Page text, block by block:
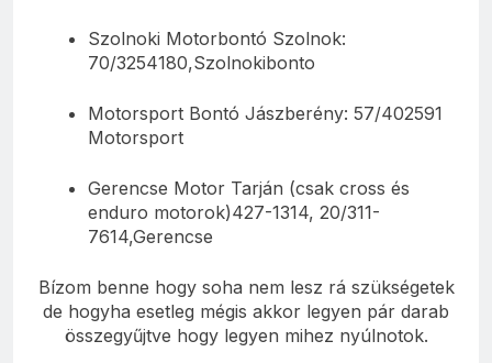
Szolnoki Motorbontó Szolnok:
70/3254180,Szolnokibonto
Motorsport Bontó Jászberény: 57/402591
Motorsport
Gerencse Motor Tarján (csak cross és
enduro motorok)427-1314, 20/311-
7614,Gerencse
Bízom benne hogy soha nem lesz rá szükségetek
de hogyha esetleg mégis akkor legyen pár darab
összegyűjtve hogy legyen mihez nyúlnotok.